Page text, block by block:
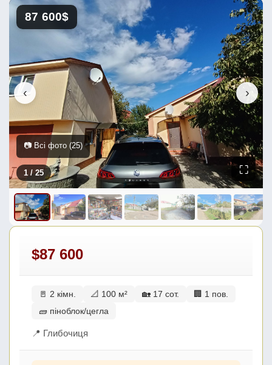
‹ ›
87 600$
1 / 25 ⛶
📷 Всі фото (25)
$87 600
🚪 2 кімн. 📐 100 м² 🏡 17 сот.
🏢 1 пов.
🧱 піноблок/цегла
📍 Глибочиця